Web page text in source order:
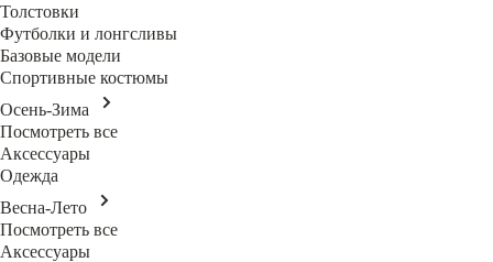
Толстовки
Футболки и лонгсливы
Базовые модели
Спортивные костюмы
Осень-Зима
Посмотреть все
Аксессуары
Одежда
Весна-Лето
Посмотреть все
Аксессуары